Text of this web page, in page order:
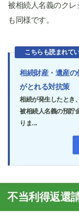
被相続人名義のク
も同様です。
こちらも読まれて
相続財産・遺産
がとれる対抗策
相続が発生したとき
被相続人名義の預貯
りま...
不当利得返還